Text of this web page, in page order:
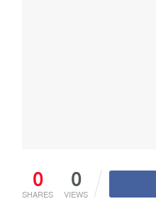
0
SHARES
0
VIEWS